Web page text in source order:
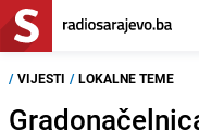
/ VIJESTI / LOKALNE TEME